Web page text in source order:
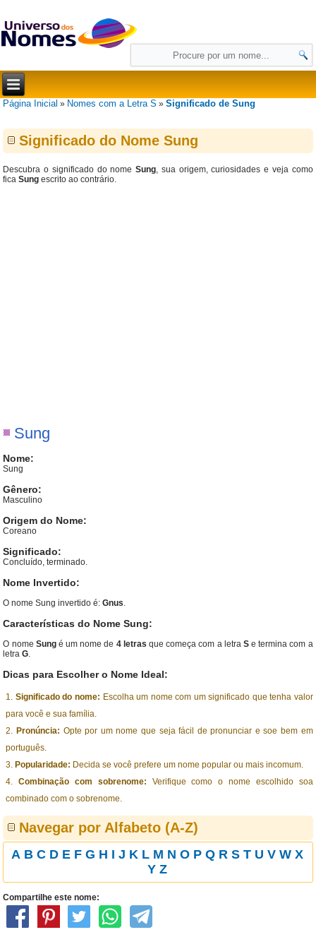
Página Inicial » Nomes com a Letra S »Significado de Sung
Significado do Nome Sung
Descubra o significado do nomeSung, sua origem, curiosidades e veja como
ficaSung escrito ao contrário.
Sung
Nome:
Sung
Gênero:
Masculino
Origem do Nome:
Coreano
Significado:
Concluído, terminado.
Nome Invertido:
O nome Sung invertido é:Gnus.
Características do Nome Sung:
O nome Sungé um nome de 4 letras que começa com a letra Se termina com a
letraG.
Dicas para Escolher o Nome Ideal:
Significado do nome: Escolha um nome com um significado que tenha valor
para você e sua família.
Pronúncia: Opte por um nome que seja fácil de pronunciar e soe bem em
português.
Popularidade: Decida se você prefere um nome popular ou mais incomum.
Combinação com sobrenome: Verifique como o nome escolhido soa
combinado com o sobrenome.
Navegar por Alfabeto (A-Z)
A B C D E F G H I J K L M N O P Q R S T U V W X
Y Z
Compartilhe este nome: